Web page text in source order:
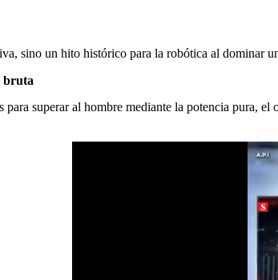
sino un hito histórico para la robótica al dominar
bruta
para superar al hombre mediante la potencia pura,